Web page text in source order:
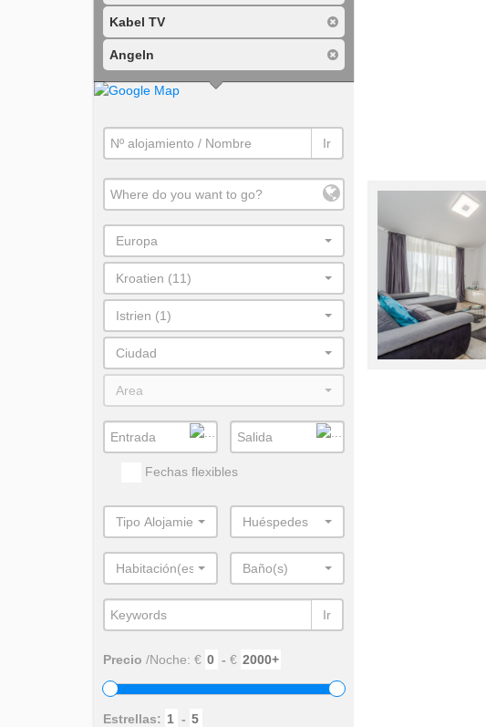
Kabel TV
Angeln
Ir
Europa
Kroatien (11)
Istrien (1)
Ciudad
Area
Fechas flexibles
Tipo Alojamiento Huéspedes
Habitación(es) Baño(s)
Ir
Precio /Noche: € - €
Estrellas: -